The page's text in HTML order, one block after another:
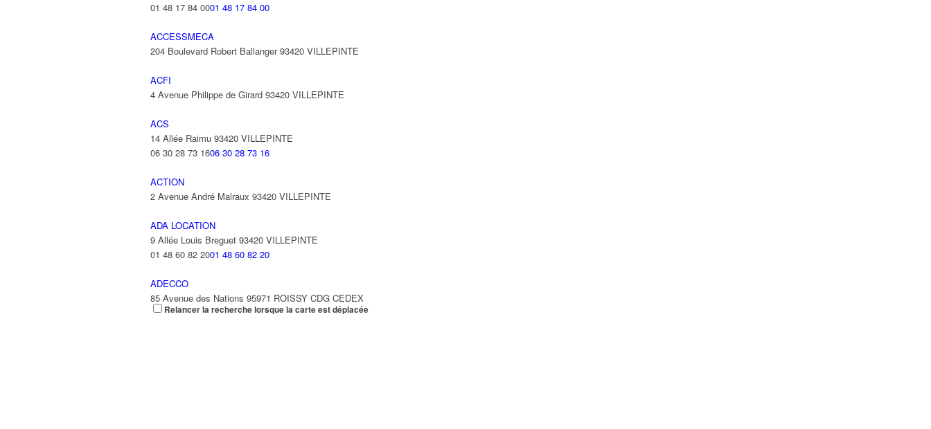
01 48 17 84 0001 48 17 84 00
ACCESSMECA
204 Boulevard Robert Ballanger 93420 VILLEPINTE
ACFI
4 Avenue Philippe de Girard 93420 VILLEPINTE
ACS
14 Allée Raimu 93420 VILLEPINTE
06 30 28 73 1606 30 28 73 16
ACTION
2 Avenue André Malraux 93420 VILLEPINTE
ADA LOCATION
9 Allée Louis Breguet 93420 VILLEPINTE
01 48 60 82 2001 48 60 82 20
ADECCO
85 Avenue des Nations 95971 ROISSY CDG CEDEX
01 48 63 85 85 01 48 63 85 85
Relancer la recherche lorsque la carte est déplacée